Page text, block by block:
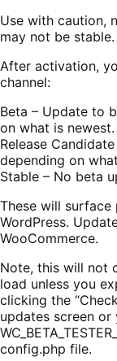
Use with caution,
may not be stable.
After activation,
channel:
Beta – Update to
on what is newest.
Release
depending on
Stable – No beta
These will surface
WordPress.
WooCommerce.
Note, this will not
load unless you
clicking the
updates screen
config.php file.